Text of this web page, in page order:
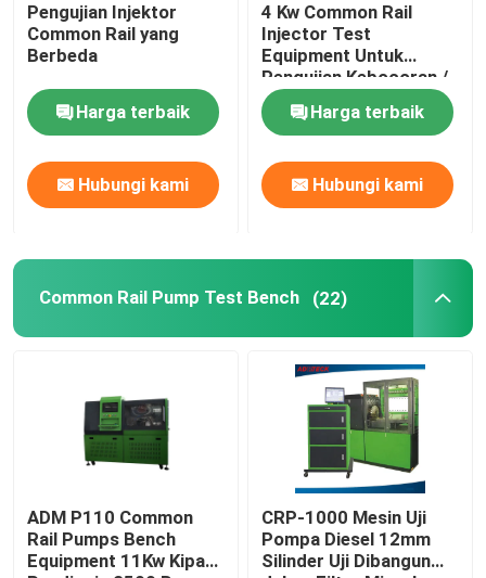
Pengujian Injektor
Common Rail yang
Berbeda
Harga terbaik
Hubungi kami
4 Kw Common Rail
Injector Test
Equipment Untuk
Pengujian Kebocoran /
Volume Arus
Harga terbaik
Hubungi kami
Common Rail Pump Test Bench (22)
ADM P110 Common
Rail Pumps Bench
Equipment 11Kw Kipas
CRP-1000 Mesin Uji
Pompa Diesel 12mm
Silinder Uji Dibangun